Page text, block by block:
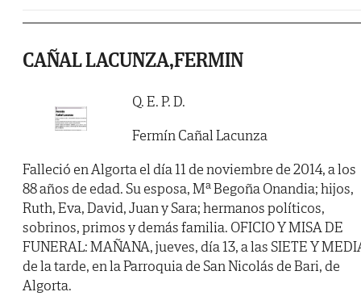
CAÑAL LACUNZA,FERMIN
Q. E. P. D.
Fermín Cañal Lacunza
Falleció en Algorta el día 11 de noviembre de 2014, a los
88 años de edad. Su esposa, Mª Begoña Onandia; hijos,
Ruth, Eva, David, Juan y Sara; hermanos políticos,
sobrinos, primos y demás familia. OFICIO Y MISA DE
FUNERAL: MAÑANA, jueves, día 13, a las SIETE Y
de la tarde, en la Parroquia de San Nicolás de Bari, de
Algorta.